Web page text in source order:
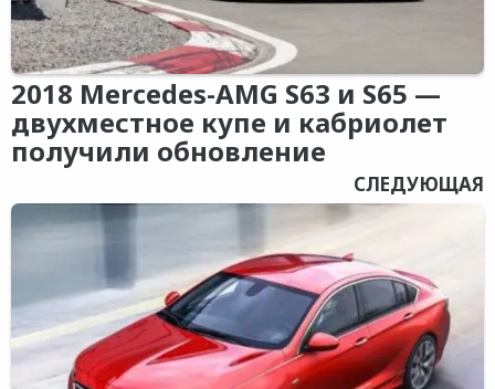
2018 Mercedes-AMG S63 и S65 —
двухместное купе и кабриолет
получили обновление
СЛЕДУЮЩАЯ